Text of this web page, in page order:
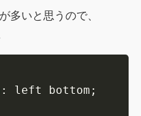
多いと思うので、
: left bottom ;